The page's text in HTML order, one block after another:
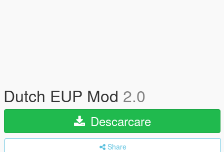
Dutch EUP Mod 2.0
Descarcare
Share